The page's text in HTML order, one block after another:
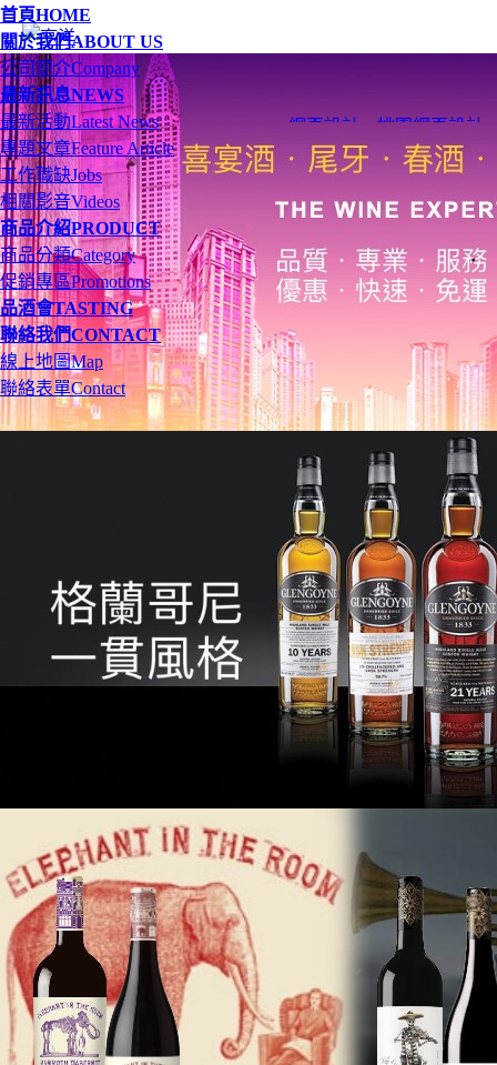
首頁HOME
關於我們ABOUT US
公司簡介Company
最新訊息NEWS
最新活動Latest News
專題文章Feature Article
工作職缺Jobs
相關影音Videos
商品介紹PRODUCT
商品分類Category
促銷專區Promotions
品酒會TASTING
聯絡我們CONTACT
線上地圖Map
聯絡表單Contact
網頁設計 桃園網頁設計